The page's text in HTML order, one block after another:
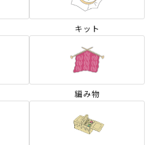
キット
編み物